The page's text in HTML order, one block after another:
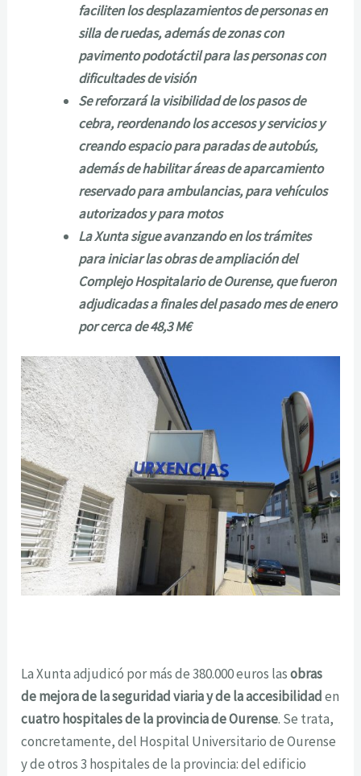
faciliten los desplazamientos de personas en
silla de ruedas, además de zonas con
pavimento podotáctil para las personas con
dificultades de visión
Se reforzará la visibilidad de los pasos de
cebra, reordenando los accesos y servicios y
creando espacio para paradas de autobús,
además de habilitar áreas de aparcamiento
reservado para ambulancias, para vehículos
autorizados y para motos
La Xunta sigue avanzando en los trámites
para iniciar las obras de ampliación del
Complejo Hospitalario de Ourense, que fueron
adjudicadas a finales del pasado mes de enero
por cerca de 48,3 M€
La Xunta adjudicó por más de 380.000 euros lasobras
de mejora de la seguridad viaria y de la accesibilidaden
cuatro hospitales de la provincia de Ourense. Se trata,
concretamente, del Hospital Universitario de Ourense
y de otros 3 hospitales de la provincia: del edificio